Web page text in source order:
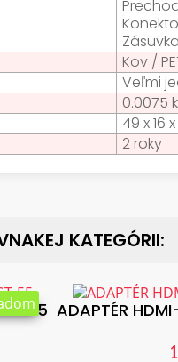
Kov /
Veľmi
0.0075
49 x 16
2 roky
KATEGÓRII:
55 ADAPTÉR